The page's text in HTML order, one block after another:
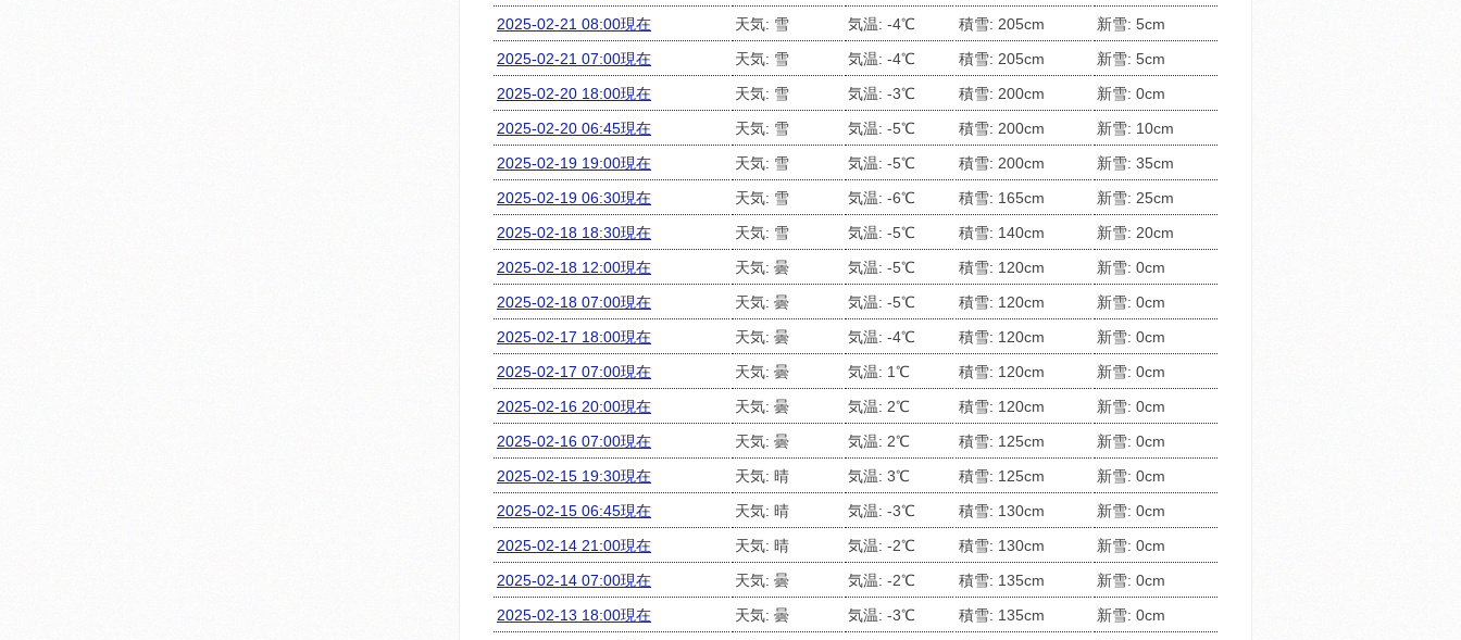
2025-02-21 08:00現在
天気: 雪 気温: -4℃ 積雪: 205cm
新雪: 5cm
2025-02-21 07:00現在
天気: 雪 気温: -4℃ 積雪: 205cm
新雪: 5cm
2025-02-20 18:00現在
天気: 雪 気温: -3℃ 積雪: 200cm
新雪: 0cm
2025-02-20 06:45現在
天気: 雪 気温: -5℃ 積雪: 200cm
新雪: 10cm
2025-02-19 19:00現在
天気: 雪 気温: -5℃ 積雪: 200cm
新雪: 35cm
2025-02-19 06:30現在
天気: 雪 気温: -6℃ 積雪: 165cm
新雪: 25cm
2025-02-18 18:30現在
天気: 雪 気温: -5℃ 積雪: 140cm
新雪: 20cm
2025-02-18 12:00現在
天気: 曇 気温: -5℃ 積雪: 120cm
新雪: 0cm
2025-02-18 07:00現在
天気: 曇 気温: -5℃ 積雪: 120cm
新雪: 0cm
2025-02-17 18:00現在
天気: 曇 気温: -4℃ 積雪: 120cm
新雪: 0cm
2025-02-17 07:00現在
天気: 曇 気温: 1℃ 積雪: 120cm
新雪: 0cm
2025-02-16 20:00現在
天気: 曇 気温: 2℃ 積雪: 120cm
新雪: 0cm
2025-02-16 07:00現在
天気: 曇 気温: 2℃ 積雪: 125cm
新雪: 0cm
2025-02-15 19:30現在
天気: 晴 気温: 3℃ 積雪: 125cm
新雪: 0cm
2025-02-15 06:45現在
天気: 晴 気温: -3℃ 積雪: 130cm
新雪: 0cm
2025-02-14 21:00現在
天気: 晴 気温: -2℃ 積雪: 130cm
新雪: 0cm
2025-02-14 07:00現在
天気: 曇 気温: -2℃ 積雪: 135cm
新雪: 0cm
2025-02-13 18:00現在
天気: 曇 気温: -3℃ 積雪: 135cm
新雪: 0cm